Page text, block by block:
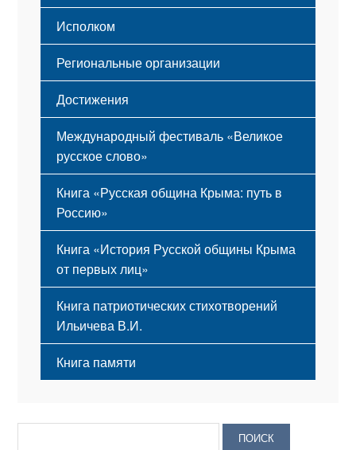
Исполком
Региональные организации
Достижения
Международный фестиваль «Великое
русское слово»
Книга «Русская община Крыма: путь в
Россию»
Книга «История Русской общины Крыма
от первых лиц»
Книга патриотических стихотворений
Ильичева В.И.
Книга памяти